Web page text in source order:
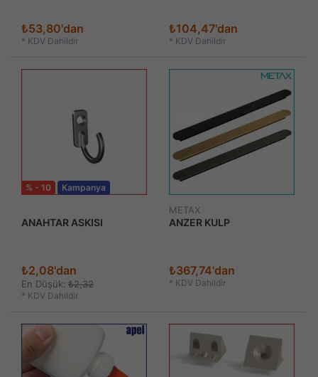
₺53,80'dan
* KDV Dahildir
₺104,47'dan
* KDV Dahildir
% - 10 Kampanya
ANAHTAR ASKISI
₺2,08'dan
En Düşük: ₺2,32
* KDV Dahildir
METAX
ANZER KULP
₺367,74'dan
* KDV Dahildir